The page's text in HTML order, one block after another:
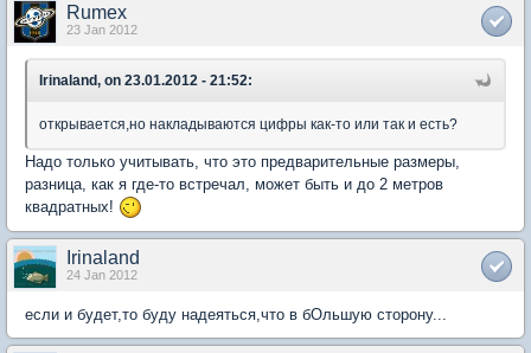
Rumex
23 Jan 2012
Irinaland, on 23.01.2012 - 21:52:
открывается,но накладываются цифры как-то или так и есть?
Надо только учитывать, что это предварительные размеры,
разница, как я где-то встречал, может быть и до 2 метров
квадратных!
Irinaland
24 Jan 2012
если и будет,то буду надеяться,что в бОльшую сторону...